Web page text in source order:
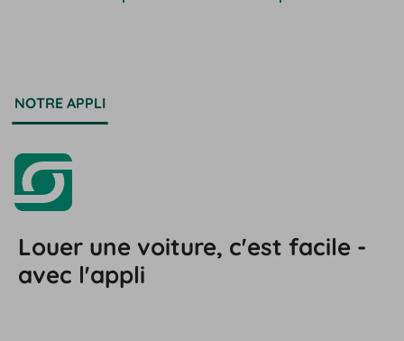
NOTRE APPLI
Louer une voiture, c'est facile -
avec l'appli